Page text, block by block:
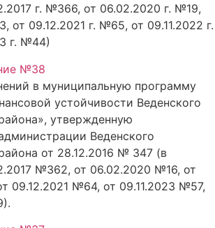
г. №366, от 06.02.2020 г. №19,
от 09.12.2021 г. №65, от 09.11.2022 г.
г. №44)
№38
в муниципальную программу
устойчивости Веденского
утвержденную
Веденского
от 28.12.2016 № 347 (в
№362, от 06.02.2020 №16, от
09.12.2021 №64, от 09.11.2023 №57,